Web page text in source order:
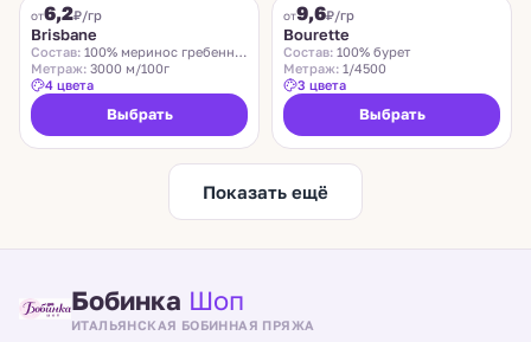
от6,2₽/гр
Brisbane
Состав: 100% меринос гребенной
Метраж: 3000 м/100г
4 цвета
Выбрать
Хит
от9,6₽/гр
Bourette
Состав: 100% бурет
Метраж: 1/4500
3 цвета
Выбрать
Показать ещё
Бобинка Шоп
ИТАЛЬЯНСКАЯ БОБИННАЯ ПРЯЖА